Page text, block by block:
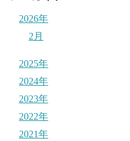
2026年
2月
2025年
2024年
2023年
2022年
2021年